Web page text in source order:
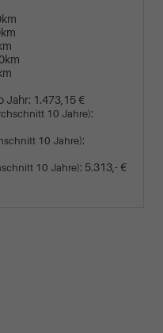
Jahr: 1.473,15 €
10 Jahre):
10 Jahre):
10 Jahre): 5.313,- €